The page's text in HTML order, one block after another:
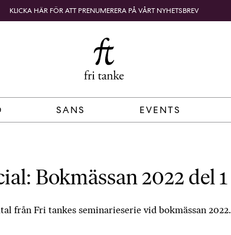
Fri
Tanke
o
k
h
a
n
e
n
e
SANS EVENTS
KLICKA HÄR FÖR ATT PRENUMERERA PÅ VÅRT NYHETSBREV
Bokmässan 2022 del 1
från Fri tankes seminarieserie vid bokmässan 2022.